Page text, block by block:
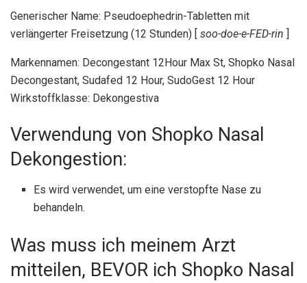
Generischer Name: Pseudoephedrin-Tabletten mit
verlängerter Freisetzung (12 Stunden) [ soo-doe-e-FED-rin ]
Markennamen: Decongestant 12Hour Max St, Shopko Nasal
Decongestant, Sudafed 12 Hour, SudoGest 12 Hour
Wirkstoffklasse: Dekongestiva
Verwendung von Shopko Nasal
Dekongestion:
Es wird verwendet, um eine verstopfte Nase zu
behandeln.
Was muss ich meinem Arzt
mitteilen, BEVOR ich Shopko Nasal